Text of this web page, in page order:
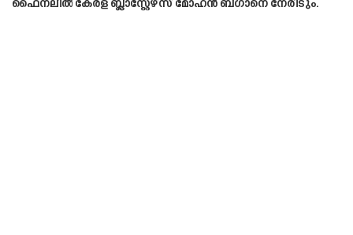
ഫൈനലിൽ കേരള ബ്ലാസ്റ്റേഴ്‌സ് മോഹൻ ബഗാനെ നേരിടും.